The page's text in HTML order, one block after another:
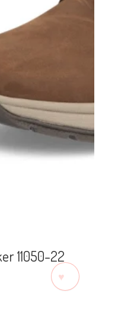
11050-22